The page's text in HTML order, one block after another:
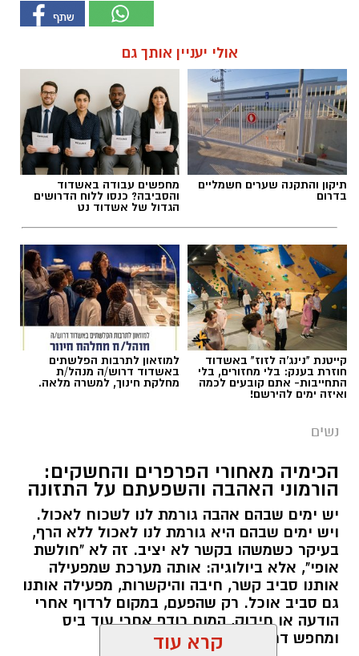
אולי יעניין אותך גם
תיקון והתקנה שערים חשמליים
בדרום
מחפשים עבודה באשדוד
והסביבה? כנסו ללוח הדרושים
הגדול של אשדוד נט
קייטנת "נינג'ה לזוז" באשדוד
חוזרת בענק: בלי מחזורים, בלי
התחייבות- אתם קובעים לכמה
ואיזה ימים להירשם!
למוזאון לתרבות הפלשתים
באשדוד דרוש/ה מנהל/ת
מחלקת חינוך, למשרה מלאה.
נשים
הכימיה מאחורי הפרפרים והחשקים:
הורמוני האהבה והשפעתם על התזונה
יש ימים שבהם אהבה גורמת לנו לשכוח לאכול.
ויש ימים שבהם היא גורמת לנו לאכול ללא הרף,
בעיקר כשמשהו בקשר לא יציב. זה לא "חולשת
אופי", אלא ביולוגיה: אותה מערכת שמפעילה
אותנו סביב קשר, חיבה והיקשרות, מפעילה אותנו
גם סביב אוכל. רק שהפעם, במקום לרדוף אחרי
הודעה או חיבוק, המוח רודף אחרי עוד ביס
ומחפש דרך מהירה להירגע.
קרא עוד